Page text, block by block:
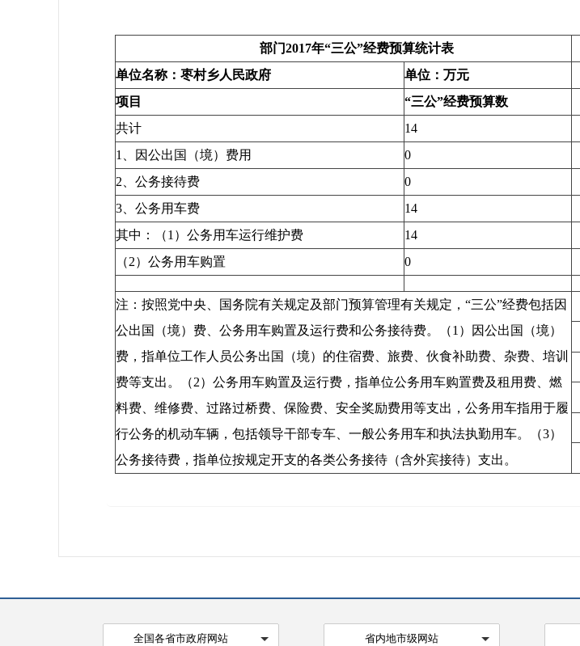
部门2017年“三公”经费预算统计表
单位名称：枣村乡人民政府
单位：万元
项目
“三公”经费预算数
共计
14
1、因公出国（境）费用
0
2、公务接待费
0
3、公务用车费
14
其中：（1）公务用车运行维护费
14
（2）公务用车购置
0
注：按照党中央、国务院有关规定及部门预算管理有关规定，“三公”经费包括因
公出国（境）费、公务用车购置及运行费和公务接待费。（1）因公出国（境）
费，指单位工作人员公务出国（境）的住宿费、旅费、伙食补助费、杂费、培训
费等支出。（2）公务用车购置及运行费，指单位公务用车购置费及租用费、燃
料费、维修费、过路过桥费、保险费、安全奖励费用等支出，公务用车指用于履
行公务的机动车辆，包括领导干部专车、一般公务用车和执法执勤用车。（3）
公务接待费，指单位按规定开支的各类公务接待（含外宾接待）支出。
全国各省市政府网站 省内地市级网站